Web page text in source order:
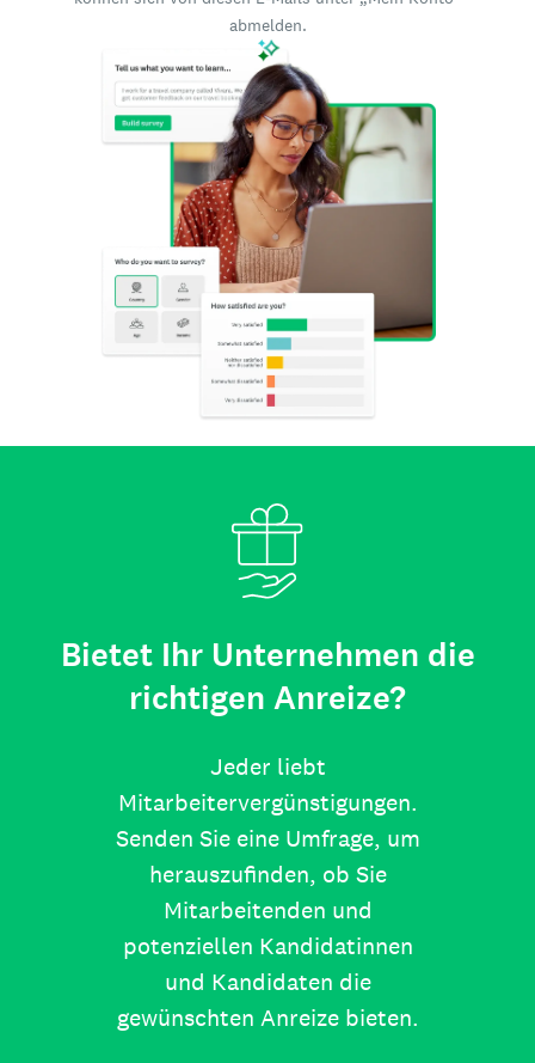
abmelden.
Bietet Ihr Unternehmen die
richtigen Anreize?
Jeder liebt
Mitarbeitervergünstigungen.
Senden Sie eine Umfrage, um
herauszufinden, ob Sie
Mitarbeitenden und
potenziellen Kandidatinnen
und Kandidaten die
gewünschten Anreize bieten.